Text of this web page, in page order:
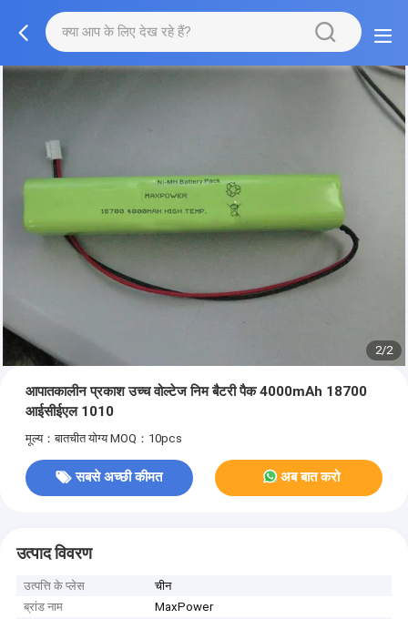
2/2
आपातकालीन प्रकाश उच्च वोल्टेज निम बैटरी पैक 4000mAh 18700
आईसीईएल 1010
मूल्य：बातचीत योग्य MOQ：10pcs
सबसे अच्छी कीमत अब बात करो
उत्पाद विवरण
उत्पत्ति के प्लेस
चीन
ब्रांड नाम
MaxPower